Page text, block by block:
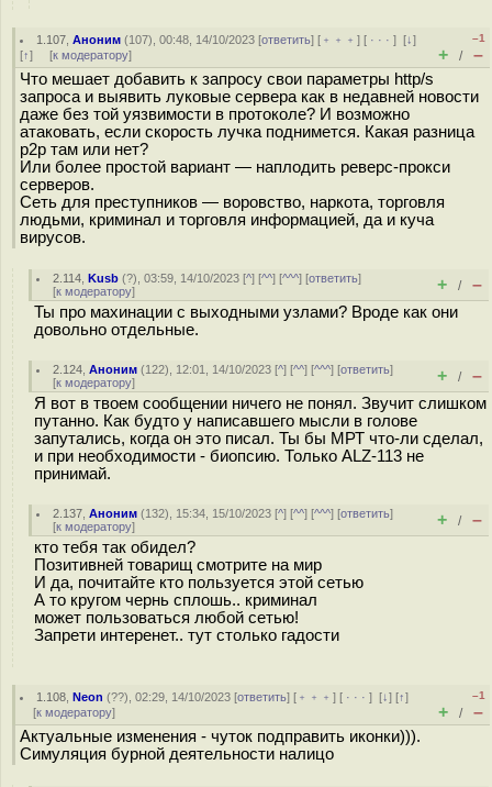
1.107 ,Аноним (107), 00:48, 14/10/2023 [ответить] [ ﹢﹢﹢] [ · · ·][↓]
[↑] [к модератору]
–1
+ / –
Что мешает добавить к запросу свои параметры http/s
запроса и выявить луковые сервера как в недавней новости
даже без той уязвимости в протоколе? И возможно
атаковать, если скорость лучка поднимется. Какая разница
p2p там или нет?
Или более простой вариант — наплодить реверс-прокси
серверов.
Сеть для преступников — воровство, наркота, торговля
людьми, криминал и торговля информацией, да и куча
вирусов.
2.114 ,Kusb (?), 03:59, 14/10/2023 [^] [^^] [^^^] [ответить]
[к модератору] + / –
Ты про махинации с выходными узлами? Вроде как они
довольно отдельные.
2.124 ,Аноним (122), 12:01, 14/10/2023 [^] [^^] [^^^] [ответить]
[к модератору] + / –
Я вот в твоем сообщении ничего не понял. Звучит слишком
путанно. Как будто у написавшего мысли в голове
запутались, когда он это писал. Ты бы МРТ что-ли сделал,
и при необходимости - биопсию. Только ALZ-113 не
принимай.
2.137 ,Аноним (132), 15:34, 15/10/2023 [^] [^^] [^^^] [ответить]
[к модератору] + / –
кто тебя так обидел?
Позитивней товарищ смотрите на мир
И да, почитайте кто пользуется этой сетью
А то кругом чернь сплошь.. криминал
может пользоваться любой сетью!
Запрети интеренет.. тут столько гадости
1.108 ,Neon (??), 02:29, 14/10/2023 [ответить] [ ﹢﹢﹢] [ · · ·][↓] [↑]
[к модератору]
–1
+ / –
Актуальные изменения - чуток подправить иконки))).
Симуляция бурной деятельности налицо